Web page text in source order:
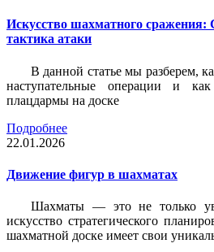
Искусство шахматного сражения:
тактика атаки
В данной статье мы разберем,
наступательные операции и
плацдармы на доске
Подробнее
22.01.2026
Движение фигур в шахматах
Шахматы — это не только
искусство стратегического
шахматной доске имеет свои